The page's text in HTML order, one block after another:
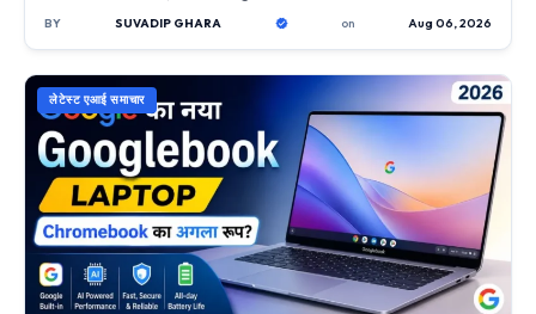
BY SUVADIP GHARA on Aug 06, 2026
लेटेस्ट एआई समाचार